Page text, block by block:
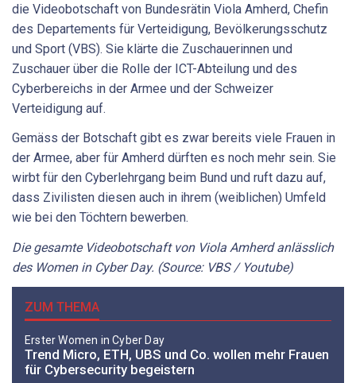
die Videobotschaft von Bundesrätin Viola Amherd, Chefin
des Departements für Verteidigung, Bevölkerungsschutz
und Sport (VBS). Sie klärte die Zuschauerinnen und
Zuschauer über die Rolle der ICT-Abteilung und des
Cyberbereichs in der Armee und der Schweizer
Verteidigung auf.
Gemäss der Botschaft gibt es zwar bereits viele Frauen in
der Armee, aber für Amherd dürften es noch mehr sein. Sie
wirbt für den Cyberlehrgang beim Bund und ruft dazu auf,
dass Zivilisten diesen auch in ihrem (weiblichen) Umfeld
wie bei den Töchtern bewerben.
Die gesamte Videobotschaft von Viola Amherd anlässlich
des Women in Cyber Day. (Source: VBS / Youtube)
ZUM THEMA
Erster Women in Cyber Day
Trend Micro, ETH, UBS und Co. wollen mehr Frauen
für Cybersecurity begeistern